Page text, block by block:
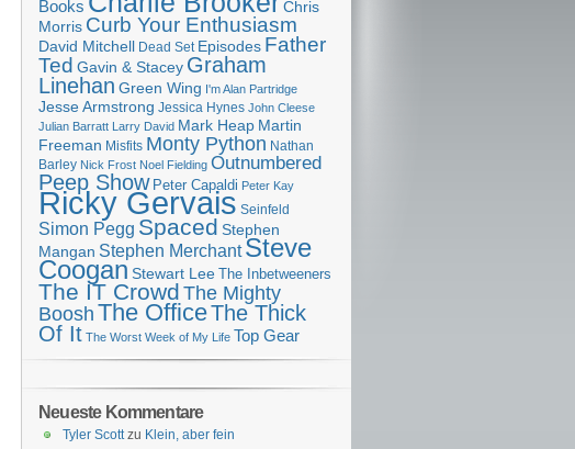
Books
Chris
Morris Curb Your Enthusiasm
David Mitchell Dead Set Episodes Father
Ted Gavin & Stacey Graham
Linehan Green Wing I'm Alan Partridge
Jesse Armstrong Jessica Hynes John Cleese
Julian Barratt Larry David Mark Heap Martin
Freeman Misfits Monty Python Nathan
Barley Nick Frost Noel Fielding Outnumbered
Peep Show Peter Capaldi Peter Kay
Ricky Gervais Seinfeld
Simon Pegg Spaced Stephen
Mangan Stephen Merchant Steve
CooganStewart Lee The Inbetweeners
The IT Crowd The Mighty
Boosh The OfficeThe Thick
Of It The Worst Week of My Life Top Gear
Neueste Kommentare
Tyler Scottzu Klein, aber fein